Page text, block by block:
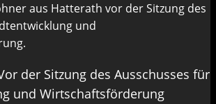
aus Hatterath vor der Sitzung des
und
der Sitzung des Ausschusses für
und Wirtschaftsförderung